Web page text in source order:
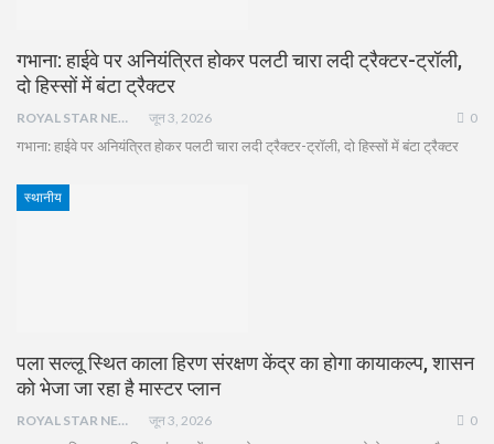
गभाना: हाईवे पर अनियंत्रित होकर पलटी चारा लदी ट्रैक्टर-ट्रॉली,
दो हिस्सों में बंटा ट्रैक्टर
ROYAL STAR NEWS जून 3, 2026 0
गभाना: हाईवे पर अनियंत्रित होकर पलटी चारा लदी ट्रैक्टर-ट्रॉली, दो हिस्सों में बंटा ट्रैक्टर
स्थानीय
पला सल्लू स्थित काला हिरण संरक्षण केंद्र का होगा कायाकल्प, शासन
को भेजा जा रहा है मास्टर प्लान
ROYAL STAR NEWS जून 3, 2026 0